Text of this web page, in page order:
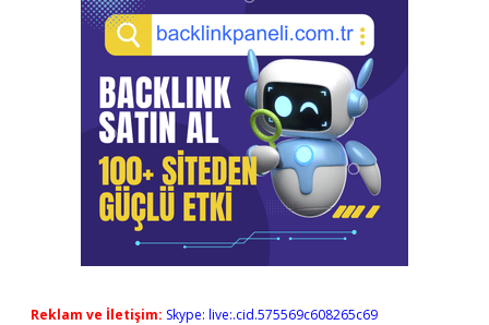
Reklam ve İletişim: Skype: live:.cid.575569c608265c69